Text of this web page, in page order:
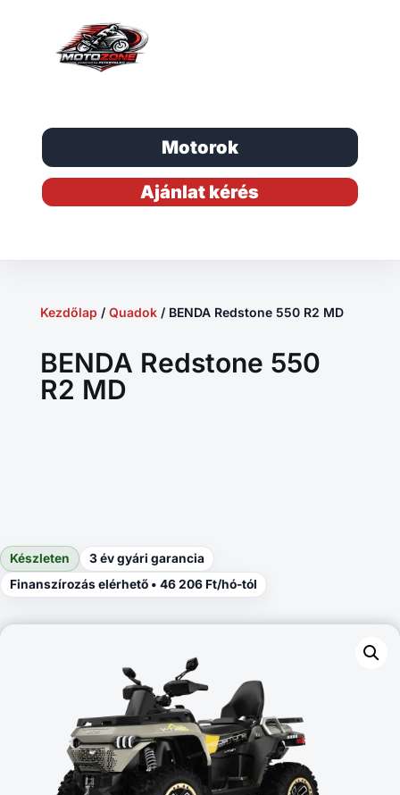
Motorok
Ajánlat kérés
Kezdőlap / Quadok/ BENDA Redstone 550 R2 MD
BENDA Redstone 550
R2 MD
Készleten
3 év gyári garancia
Finanszírozás elérhető • 46 206 Ft/hó-tól